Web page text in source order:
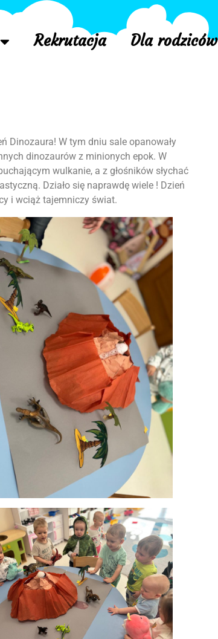
Rekrutacja Dla rodziców
Dinozaura! W tym dniu sale opanowały
dinozaurów z minionych epok. W
wulkanie, a z głośników słychać
Działo się naprawdę wiele ! Dzień
i wciąż tajemniczy świat.